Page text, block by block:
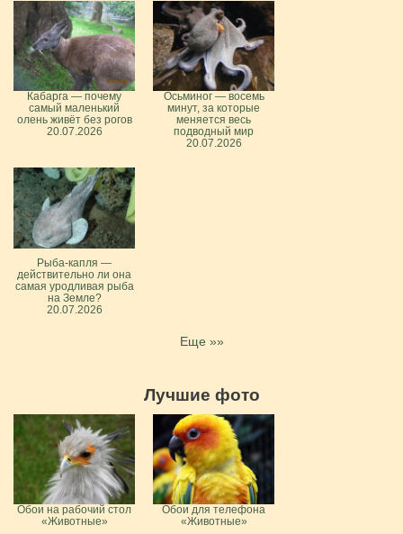
Кабарга — почему
самый маленький
олень живёт без рогов
20.07.2026
Осьминог — восемь
минут, за которые
меняется весь
подводный мир
20.07.2026
Рыба-капля —
действительно ли она
самая уродливая рыба
на Земле?
20.07.2026
Еще »»
Лучшие фото
Обои на рабочий стол
«Животные»
Обои для телефона
«Животные»